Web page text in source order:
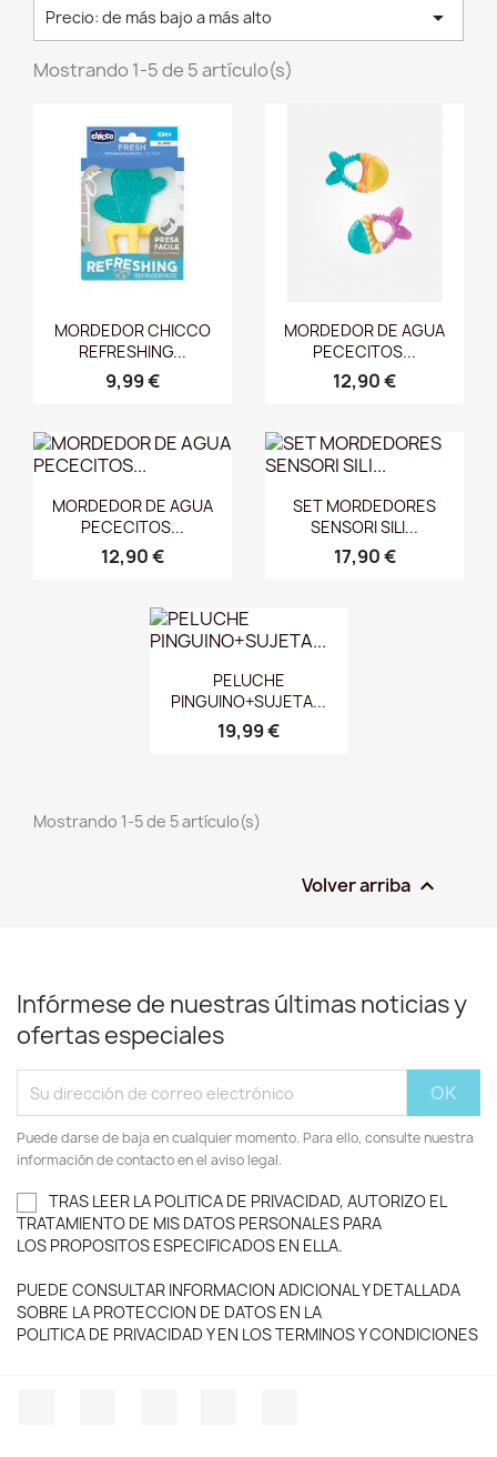
Precio: de más bajo a más alto 
Mostrando 1-5 de 5 artículo(s)
Vista rápida
MORDEDOR CHICCO
REFRESHING...
9,99 €
Vista rápida
MORDEDOR DE AGUA
PECECITOS...
12,90 €
Vista rápida
MORDEDOR DE AGUA
PECECITOS...
12,90 €
Vista rápida
SET MORDEDORES
SENSORI SILI...
17,90 €
Vista rápida
PELUCHE
PINGUINO+SUJETA...
19,99 €
Mostrando 1-5 de 5 artículo(s)
Volver arriba 
Infórmese de nuestras últimas noticias y
ofertas especiales
Puede darse de baja en cualquier momento. Para ello, consulte nuestra
información de contacto en el aviso legal.
TRAS LEER LA POLITICA DE PRIVACIDAD, AUTORIZO EL
TRATAMIENTO DE MIS DATOS PERSONALES PARA
LOS PROPOSITOS ESPECIFICADOS EN ELLA.
PUEDE CONSULTAR INFORMACION ADICIONAL Y DETALLADA
SOBRE LA PROTECCION DE DATOS EN LA
POLITICA DE PRIVACIDAD Y EN LOS TERMINOS Y CONDICIONES